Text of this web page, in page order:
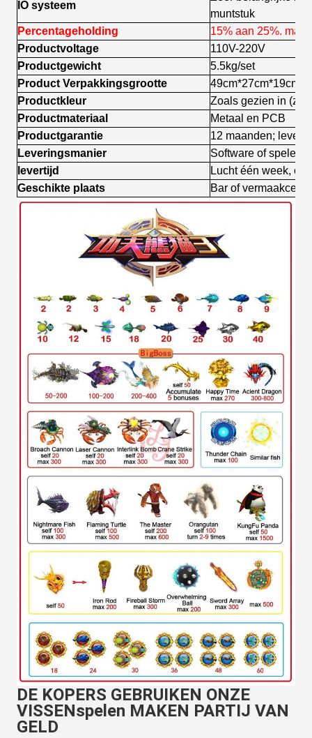
IO systeem
muntstuk
Percentageholding
15% aan 25%.
Productvoltage
110V-220V
Productgewicht
5.5kg/set
Product Verpakkingsgrootte
49cm*27cm*19cm
Productkleur
Zoals gezien in
Productmateriaal
Metaal en PCB
Productgarantie
12 maanden;
Leveringsmanier
Software of spelen
levertijd
Lucht één week,
Geschikte plaats
Bar of
DE KOPERS GEBRUIKEN ONZE
VISSENspelen MAKEN PARTIJ VAN
GELD